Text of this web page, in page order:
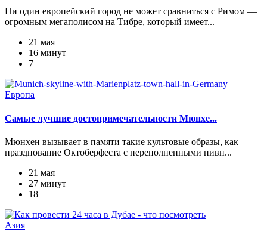
Ни один европейский город не может сравниться с Римом —
огромным мегаполисом на Тибре, который имеет...
21 мая
16 минут
7
Европа
Самые лучшие достопримечательности Мюнхе...
Мюнхен вызывает в памяти такие культовые образы, как
празднование Октоберфеста с переполненными пивн...
21 мая
27 минут
18
Азия